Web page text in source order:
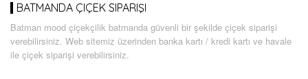
BATMANDA ÇIÇEK SIPARIŞI
Batman mood çiçekçilik batmanda güvenli bir şekilde çiçek siparişi
verebilirsiniz. Web sitemiz üzerinden banka kartı / kredi kartı ve havale
ile çiçek siparişi verebilirsiniz.